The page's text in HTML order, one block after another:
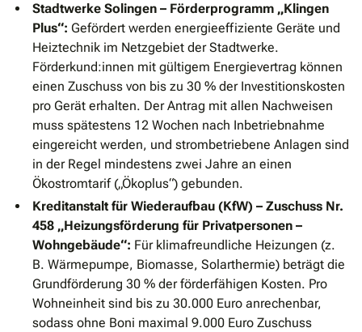
Stadtwerke Solingen – Förderprogramm „Klingen
Plus“: Gefördert werden energieeffiziente Geräte und
Heiztechnik im Netzgebiet der Stadtwerke.
Förderkund:innen mit gültigem Energievertrag können
einen Zuschuss von bis zu 30 % der Investitionskosten
pro Gerät erhalten. Der Antrag mit allen Nachweisen
muss spätestens 12 Wochen nach Inbetriebnahme
eingereicht werden, und strombetriebene Anlagen sind
in der Regel mindestens zwei Jahre an einen
Ökostromtarif („Ökoplus“) gebunden.
Kreditanstalt für Wiederaufbau (KfW) – Zuschuss Nr.
458 „Heizungsförderung für Privatpersonen –
Wohngebäude“: Für klimafreundliche Heizungen (z.
B. Wärmepumpe, Biomasse, Solarthermie) beträgt die
Grundförderung 30 % der förderfähigen Kosten. Pro
Wohneinheit sind bis zu 30.000 Euro anrechenbar,
sodass ohne Boni maximal 9.000 Euro Zuschuss